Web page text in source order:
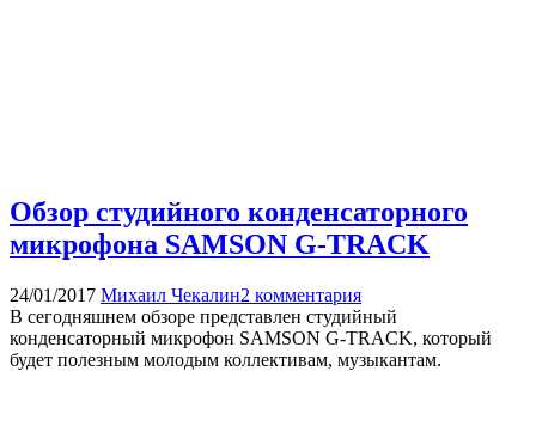
Обзор студийного конденсаторного
микрофона SAMSON G-TRACK
24/01/2017 Михаил Чекалин2 комментария
В сегодняшнем обзоре представлен студийный
конденсаторный микрофон SAMSON G-TRACK, который
будет полезным молодым коллективам, музыкантам.